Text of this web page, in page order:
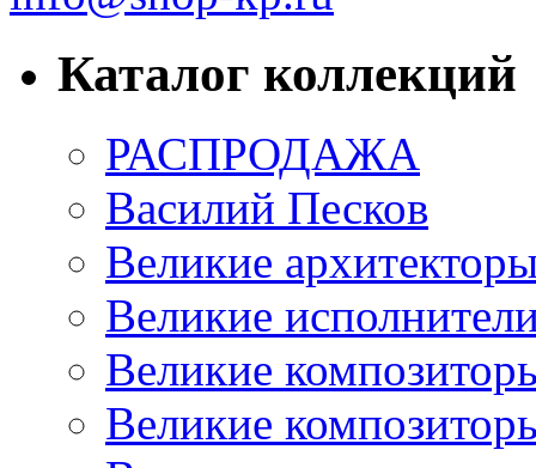
Каталог коллекций
РАСПРОДАЖА
Василий Песков
Великие
Великие
Великие
Великие